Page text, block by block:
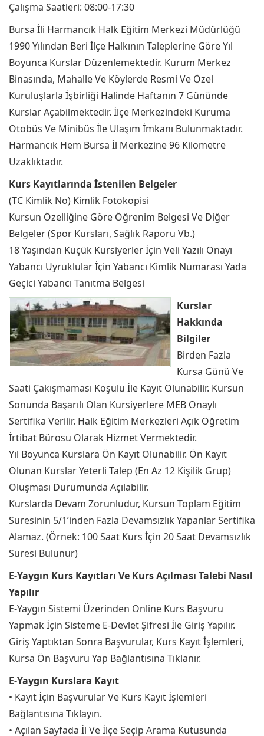
Çalışma Saatleri: 08:00-17:30
Bursa İli Harmancık Halk Eğitim Merkezi Müdürlüğü
1990 Yılından Beri İlçe Halkının Taleplerine Göre Yıl
Boyunca Kurslar Düzenlemektedir. Kurum Merkez
Binasında, Mahalle Ve Köylerde Resmi Ve Özel
Kuruluşlarla İşbirliği Halinde Haftanın 7 Gününde
Kurslar Açabilmektedir. İlçe Merkezindeki Kuruma
Otobüs Ve Minibüs İle Ulaşım İmkanı Bulunmaktadır.
Harmancık Hem Bursa İl Merkezine 96 Kilometre
Uzaklıktadır.
Kurs Kayıtlarında İstenilen Belgeler
(TC Kimlik No) Kimlik Fotokopisi
Kursun Özelliğine Göre Öğrenim Belgesi Ve Diğer
Belgeler (Spor Kursları, Sağlık Raporu Vb.)
18 Yaşından Küçük Kursiyerler İçin Veli Yazılı Onayı
Yabancı Uyruklular İçin Yabancı Kimlik Numarası Yada
Geçici Yabancı Tanıtma Belgesi
Kurslar
Hakkında
Bilgiler
Birden Fazla
Kursa Günü Ve
Saati Çakışmaması Koşulu İle Kayıt Olunabilir. Kursun
Sonunda Başarılı Olan Kursiyerlere MEB Onaylı
Sertifika Verilir. Halk Eğitim Merkezleri Açık Öğretim
İrtibat Bürosu Olarak Hizmet Vermektedir.
Yıl Boyunca Kurslara Ön Kayıt Olunabilir. Ön Kayıt
Olunan Kurslar Yeterli Talep (En Az 12 Kişilik Grup)
Oluşması Durumunda Açılabilir.
Kurslarda Devam Zorunludur, Kursun Toplam Eğitim
Süresinin 5/1’inden Fazla Devamsızlık Yapanlar Sertifika
Alamaz. (Örnek: 100 Saat Kurs İçin 20 Saat Devamsızlık
Süresi Bulunur)
E-Yaygın Kurs Kayıtları Ve Kurs Açılması Talebi Nasıl
Yapılır
E-Yaygın Sistemi Üzerinden Online Kurs Başvuru
Yapmak İçin Sisteme E-Devlet Şifresi İle Giriş Yapılır.
Giriş Yaptıktan Sonra Başvurular, Kurs Kayıt İşlemleri,
Kursa Ön Başvuru Yap Bağlantısına Tıklanır.
E-Yaygın Kurslara Kayıt
• Kayıt İçin Başvurular Ve Kurs Kayıt İşlemleri
Bağlantısına Tıklayın.
• Açılan Sayfada İl Ve İlçe Seçip Arama Kutusunda